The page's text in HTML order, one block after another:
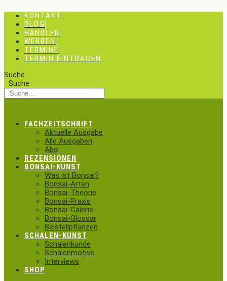
Inhalt
springen
KONTAKT
BLOG
HÄNDLER
WERBEN
TERMINE
TERMIN EINTRAGEN
Suche
Suche
FACHZEITSCHRIFT
Aktuelle Ausgabe
Alle Ausgaben
Abo
REZENSIONEN
BONSAI-KUNST
Was ist Bonsai?
Bonsai-Arten
Bonsai-Theorie
Bonsai-Praxis
Bonsai-Galerie
Bonsai-Glossar
Beistellpflanzen
SCHALEN-KUNST
Schalenkunde
Schalenmotive
Interviews
SHOP